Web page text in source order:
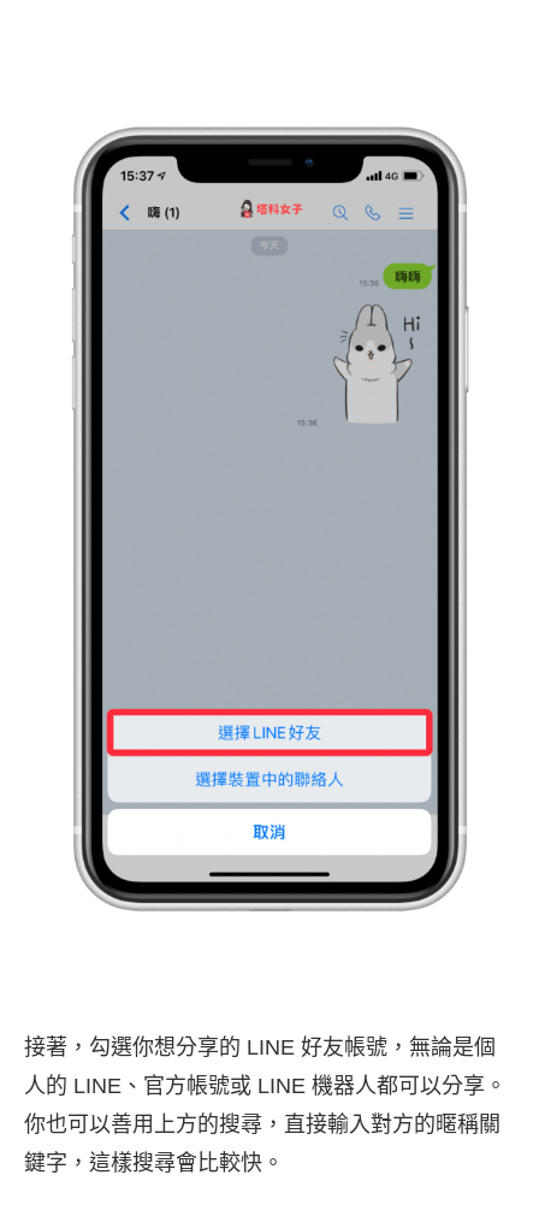
接著，勾選你想分享的 LINE 好友帳號，無論是個
人的 LINE、官方帳號或 LINE 機器人都可以分享。
你也可以善用上方的搜尋，直接輸入對方的暱稱關
鍵字，這樣搜尋會比較快。